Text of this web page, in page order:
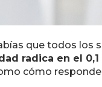
que todos
radica en el
cómo